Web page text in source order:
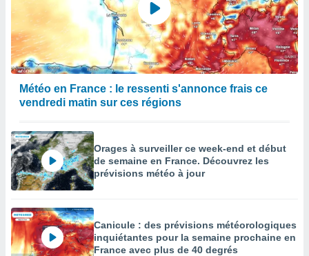
Météo en France : le ressenti s'annonce frais ce
vendredi matin sur ces régions
Orages à surveiller ce week-end et début
de semaine en France. Découvrez les
prévisions météo à jour
Canicule : des prévisions météorologiques
inquiétantes pour la semaine prochaine en
France avec plus de 40 degrés